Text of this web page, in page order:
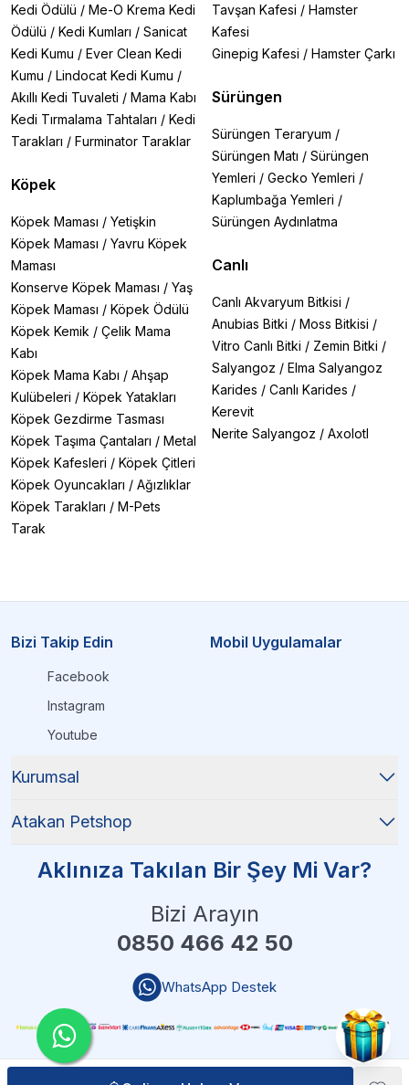
Kedi Ödülü / Me-O Krema Kedi
Ödülü / Kedi Kumları / Sanicat
Kedi Kumu / Ever Clean Kedi
Kumu / Lindocat Kedi Kumu /
Akıllı Kedi Tuvaleti / Mama Kabı
Kedi Tırmalama Tahtaları / Kedi
Tarakları / Furminator Taraklar
Köpek
Köpek Maması / Yetişkin
Köpek Maması / Yavru Köpek
Maması
Konserve Köpek Maması / Yaş
Köpek Maması / Köpek Ödülü
Köpek Kemik / Çelik Mama
Kabı
Köpek Mama Kabı / Ahşap
Kulübeleri / Köpek Yatakları
Köpek Gezdirme Tasması
Köpek Taşıma Çantaları / Metal
Köpek Kafesleri / Köpek Çitleri
Köpek Oyuncakları / Ağızlıklar
Köpek Tarakları / M-Pets
Tarak
Tavşan Kafesi / Hamster
Kafesi
Ginepig Kafesi / Hamster Çarkı
Sürüngen
Sürüngen Teraryum /
Sürüngen Matı / Sürüngen
Yemleri / Gecko Yemleri /
Kaplumbağa Yemleri /
Sürüngen Aydınlatma
Canlı
Canlı Akvaryum Bitkisi /
Anubias Bitki / Moss Bitkisi /
Vitro Canlı Bitki / Zemin Bitki /
Salyangoz / Elma Salyangoz
Karides / Canlı Karides /
Kerevit
Nerite Salyangoz / Axolotl
Bizi Takip Edin
Facebook
Instagram
Youtube
Mobil Uygulamalar
Kurumsal
Atakan Petshop
Aklınıza Takılan Bir Şey Mi Var?
Bizi Arayın
0850 466 42 50
WhatsApp Destek